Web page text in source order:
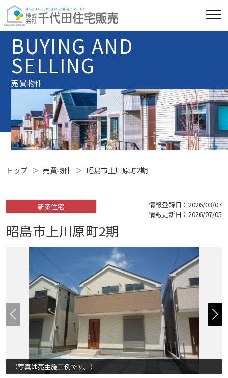
BUYING AND
SELLING
売買物件
トップ 売買物件 昭島市上川原町2期
新築住宅
情報登録日：2026/03/07
情報更新日：2026/07/05
昭島市上川原町2期
（写真は売主施工例です。）